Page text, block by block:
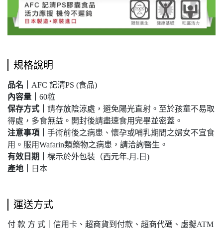
規格說明
品名｜ AFC 記清PS (食品)
內容量｜ 60粒
保存方式
請存放陰涼處，避免陽光直射。至於孩童不易取
得處，多食無益。開封後請盡速食用完畢並密蓋。
注意事項｜ 手術前後之病患、懷孕或哺乳期間之婦女不宜食
用。服用Wafarin類藥物之病患，請洽詢醫生。
有效日期
標示於外包裝（西元年.月.日)
產地
日本
運送方式
付 款 方 式｜信用卡、超商貨到付款、超商代碼、虛擬ATM